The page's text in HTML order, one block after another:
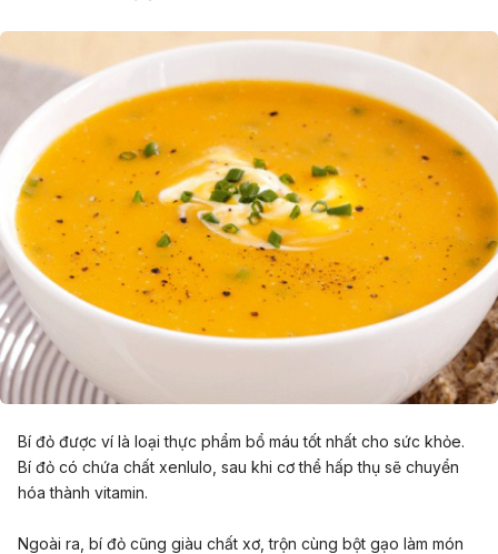
Bí đỏ được ví là loại thực phẩm bổ máu tốt nhất cho sức khỏe.
Bí đỏ có chứa chất xenlulo, sau khi cơ thể hấp thụ sẽ chuyển
hóa thành vitamin.
Ngoài ra, bí đỏ cũng giàu chất xơ, trộn cùng bột gạo làm món